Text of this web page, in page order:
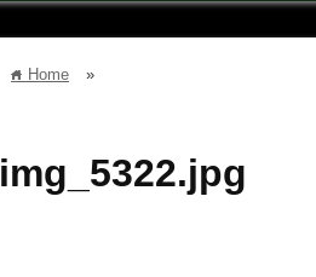
home Home »
img_5322.jpg